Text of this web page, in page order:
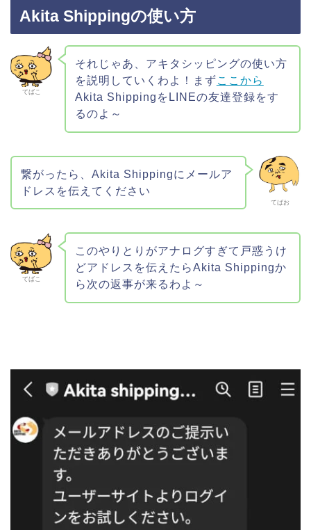
Akita Shippingの使い方
てばこ
それじゃあ、アキタシッピングの使い方
を説明していくわよ！まずここから
Akita ShippingをLINEの友達登録をす
るのよ～
てばお
繋がったら、Akita Shippingにメールア
ドレスを伝えてください
てばこ
このやりとりがアナログすぎて戸惑うけ
どアドレスを伝えたらAkita Shippingか
ら次の返事が来るわよ～